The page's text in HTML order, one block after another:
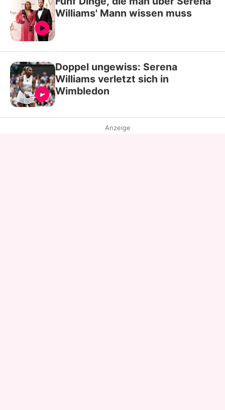
Williams' Mann wissen muss
Doppel ungewiss: Serena
Williams verletzt sich in
Wimbledon
Anzeige